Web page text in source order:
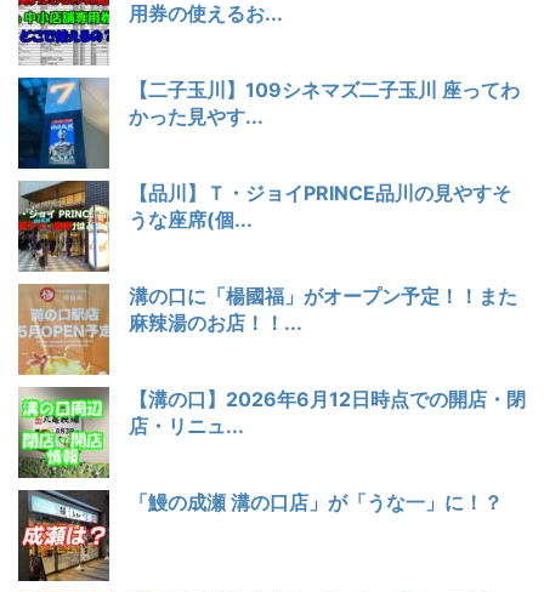
用券の使えるお...
【二子玉川】109シネマズ二子玉川 座ってわ
かった見やす...
【品川】Ｔ・ジョイPRINCE品川の見やすそ
うな座席(個...
溝の口に「楊國福」がオープン予定！！また
麻辣湯のお店！！...
【溝の口】2026年6月12日時点での開店・閉
店・リニュ...
「鰻の成瀬 溝の口店」が「うな一」に！？